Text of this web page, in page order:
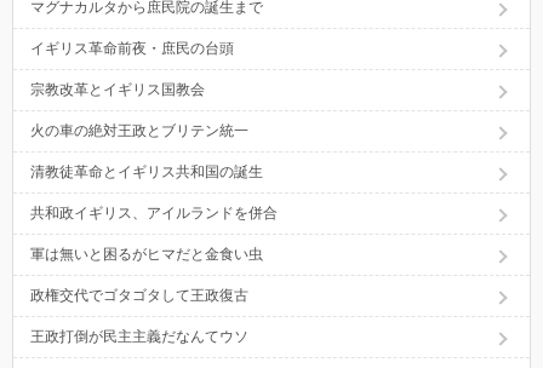
マグナカルタから庶民院の誕生まで
イギリス革命前夜・庶民の台頭
宗教改革とイギリス国教会
火の車の絶対王政とブリテン統一
清教徒革命とイギリス共和国の誕生
共和政イギリス、アイルランドを併合
軍は無いと困るがヒマだと金食い虫
政権交代でゴタゴタして王政復古
王政打倒が民主主義だなんてウソ